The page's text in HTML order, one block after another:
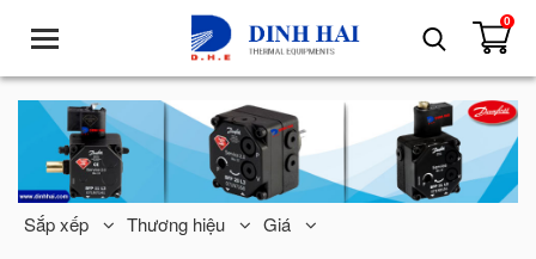
T
g
g
e
n
a
0
Sắp xếp Thương hiệu Giá